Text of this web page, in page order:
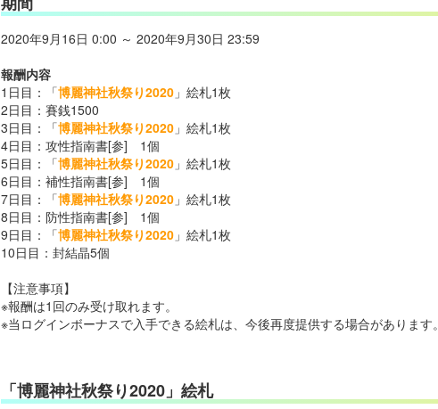
2020年9月16日 0:00 ～ 2020年9月30日 23:59
報酬内容
1日目：「博麗神社秋祭り2020 」絵札1枚
2日目：賽銭1500
3日目：「博麗神社秋祭り2020 」絵札1枚
4日目：攻性指南書[参] 1個
5日目：「博麗神社秋祭り2020 」絵札1枚
6日目：補性指南書[参] 1個
7日目：「博麗神社秋祭り2020 」絵札1枚
8日目：防性指南書[参] 1個
9日目：「博麗神社秋祭り2020 」絵札1枚
10日目：封結晶5個
【注意事項】
※報酬は1回のみ受け取れます。
※当ログインボーナスで入手できる絵札は、今後再度提供する場合があります。
「博麗神社秋祭り2020」絵札